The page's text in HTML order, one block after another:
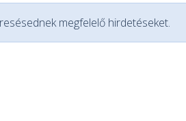
megfelelő hirdetéseket.